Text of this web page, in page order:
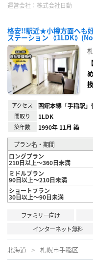
運営会社： 株式会社日動
格安!!駅近★小樽方面へも
ステーション 《1LDK》
アクセス 函館本線「手稲駅」
間取り 1LDK
築年数 1990年 11月 築
プラン名・期間
ロングプラン
210日以上～360日未満
ミドルプラン
90日以上～210日未満
ショートプラン
30日以上～90日未満
ファミリー向け
インターネット無料
北海道 札幌市手稲区